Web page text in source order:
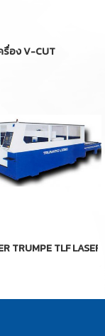
รื่อง V-CUT
TRUMPE TLF